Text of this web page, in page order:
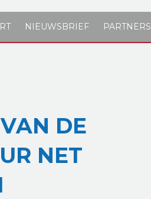
NIEUWSBRIEF PARTNERS
DE
NET